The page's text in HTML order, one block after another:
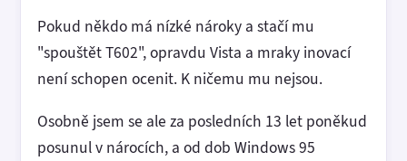
Pokud někdo má nízké nároky a stačí mu
"spouštět T602", opravdu Vista a mraky inovací
není schopen ocenit. K ničemu mu nejsou.
Osobně jsem se ale za posledních 13 let poněkud
posunul v nárocích, a od dob Windows 95